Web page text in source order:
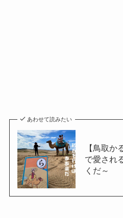
あわせて読みたい
【鳥取か
で愛され
くだ～